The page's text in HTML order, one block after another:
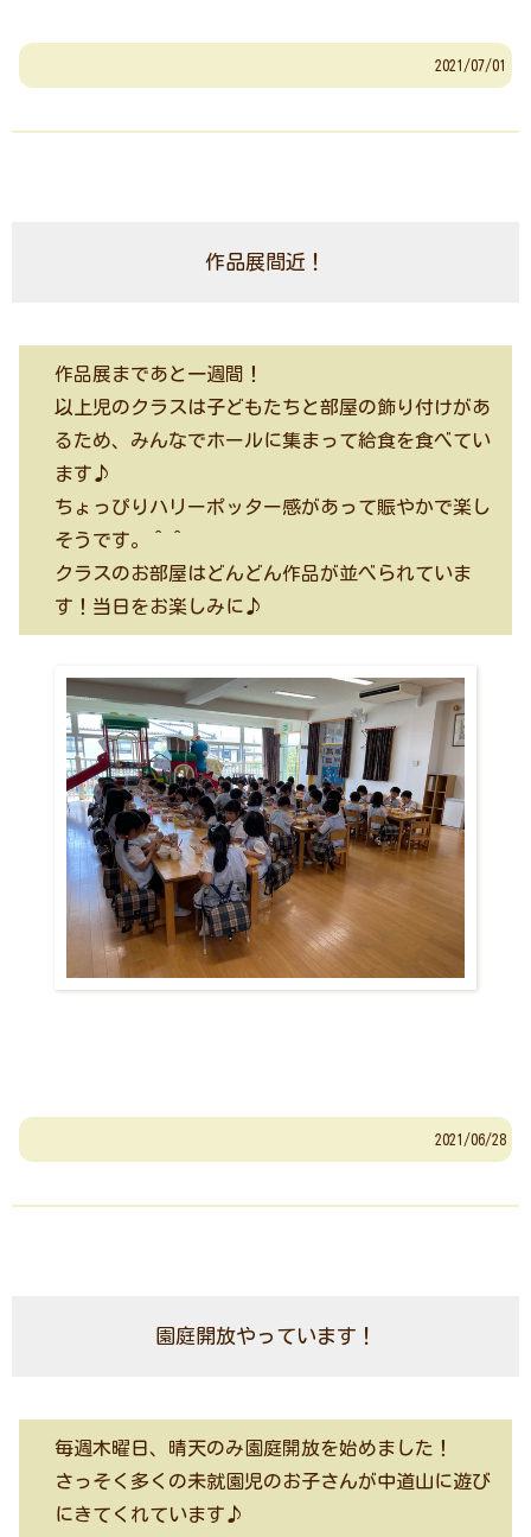
2021/07/01
作品展間近！
作品展まであと一週間！
以上児のクラスは子どもたちと部屋の飾り付けがあ
るため、みんなでホールに集まって給食を食べてい
ます♪
ちょっぴりハリーポッター感があって賑やかで楽し
そうです。＾＾
クラスのお部屋はどんどん作品が並べられていま
す！当日をお楽しみに♪
2021/06/28
園庭開放やっています！
毎週木曜日、晴天のみ園庭開放を始めました！
さっそく多くの未就園児のお子さんが中道山に遊び
にきてくれています♪